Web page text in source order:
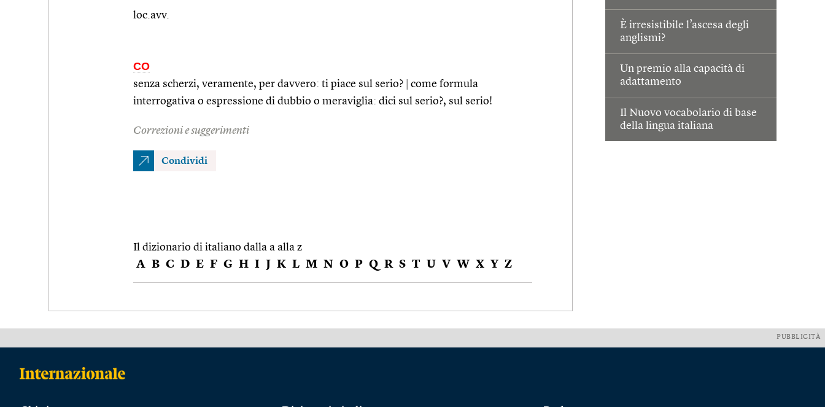
È irresistibile l’ascesa degli
anglismi?
Un premio alla capacità di
adattamento
Il Nuovo vocabolario di base
della lingua italiana
loc.avv.
CO
senza scherzi, veramente, per davvero: ti piace sul serio?
come formula
interrogativa o espressione di dubbio o meraviglia: dici sul serio?, sul serio!
Correzioni e suggerimenti
Condividi
Il dizionario di italiano dalla a alla z
A B C D E F G H I J K L M N O P Q R S T U V W X Y Z
PUBBLICITÀ